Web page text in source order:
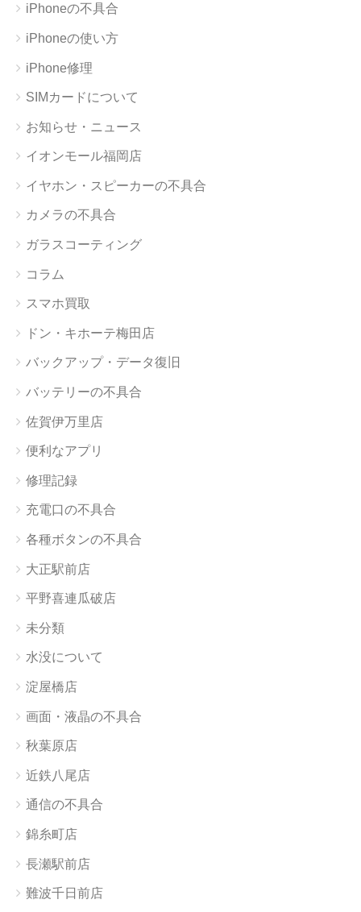
iPhoneの不具合
iPhoneの使い方
iPhone修理
SIMカードについて
お知らせ・ニュース
イオンモール福岡店
イヤホン・スピーカーの不具合
カメラの不具合
ガラスコーティング
コラム
スマホ買取
ドン・キホーテ梅田店
バックアップ・データ復旧
バッテリーの不具合
佐賀伊万里店
便利なアプリ
修理記録
充電口の不具合
各種ボタンの不具合
大正駅前店
平野喜連瓜破店
未分類
水没について
淀屋橋店
画面・液晶の不具合
秋葉原店
近鉄八尾店
通信の不具合
錦糸町店
長瀬駅前店
難波千日前店